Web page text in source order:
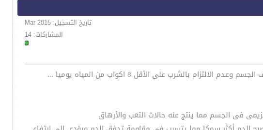
تاريخ التسجيل: Mar 2015
المشاركات: 14
بالشرب على الأقل 8 اكواب من المياه يوميا ...